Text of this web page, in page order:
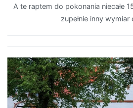
A te raptem do pokonania niecałe
zupełnie inny wymiar